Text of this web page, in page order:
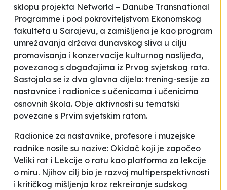
sklopu projekta Networld – Danube Transnational
Programme i pod pokroviteljstvom Ekonomskog
fakulteta u Sarajevu, a zamišljena je kao program
umrežavanja država dunavskog sliva u cilju
promovisanja i konzervacije kulturnog naslijeđa,
povezanog s događajima iz Prvog svjetskog rata.
Sastojala se iz dva glavna dijela: trening-sesije za
nastavnice i radionice s učenicama i učenicima
osnovnih škola. Obje aktivnosti su tematski
povezane s Prvim svjetskim ratom.
Radionice za nastavnike, profesore i muzejske
radnike nosile su nazive: Okidač koji je započeo
Veliki rat i Lekcije o ratu kao platforma za lekcije
o miru. Njihov cilj bio je razvoj multiperspektivnosti
i kritičkog mišljenja kroz rekreiranje sudskog